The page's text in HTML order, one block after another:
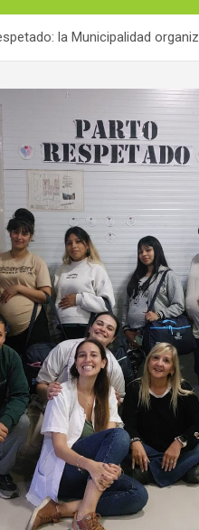
la Municipalidad